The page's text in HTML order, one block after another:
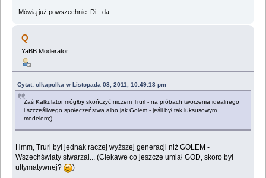
Mówią już powszechnie: Di - da...
Q
YaBB Moderator
Cytat: olkapolka w Listopada 08, 2011, 10:49:13 pm
Zaś Kalkulator mógłby skończyć niczem Trurl - na próbach tworzenia idealnego
i szczęśliwego społeczeństwa albo jak Golem - jeśli był tak luksusowym
modelem;)
Hmm, Trurl był jednak raczej wyższej generacji niż GOLEM -
Wszechświaty stwarzał... (Ciekawe co jeszcze umiał GOD, skoro był
ultymatywnej?
)